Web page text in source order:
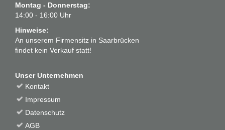
Montag - Donnerstag:
14:00 - 16:00 Uhr
Hinweise:
An unserem Firmensitz in Saarbrücken
findet kein Verkauf statt!
Unser Unternehmen
Kontakt
Impressum
Datenschutz
AGB